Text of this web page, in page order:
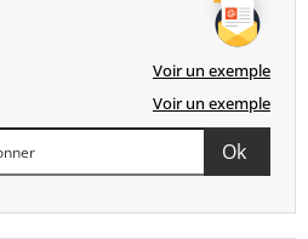
Voir un exemple
Voir un exemple